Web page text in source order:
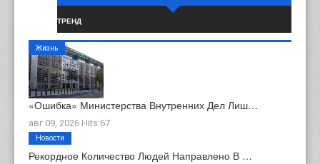
ТРЕНД
«Ошибка» Министерства Внутренних Дел Лиш…
авг 09, 2026 Hits:67
Жизнь
Рекордное Количество Людей Направлено В …
Новости